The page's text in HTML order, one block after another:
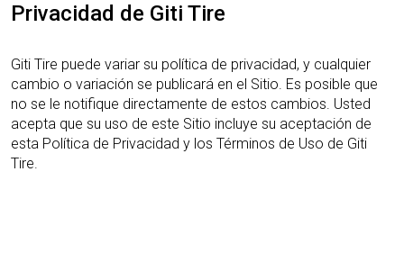
Privacidad de Giti Tire
Giti Tire puede variar su política de privacidad, y cualquier
cambio o variación se publicará en el Sitio. Es posible que
no se le notifique directamente de estos cambios. Usted
acepta que su uso de este Sitio incluye su aceptación de
esta Política de Privacidad y los Términos de Uso de Giti
Tire.